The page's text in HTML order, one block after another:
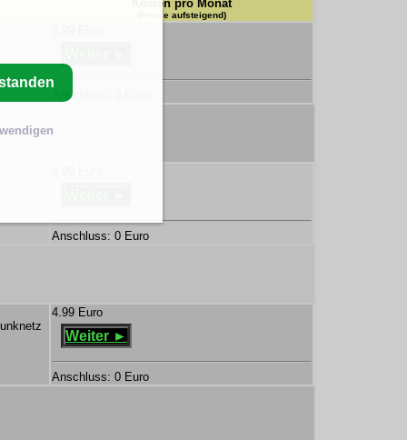
Kosten pro Monat
(Preise aufsteigend)
Anschluss: 0 Euro
Anschluss: 0 Euro
4.99 Euro
Weiter ►
Anschluss: 0 Euro